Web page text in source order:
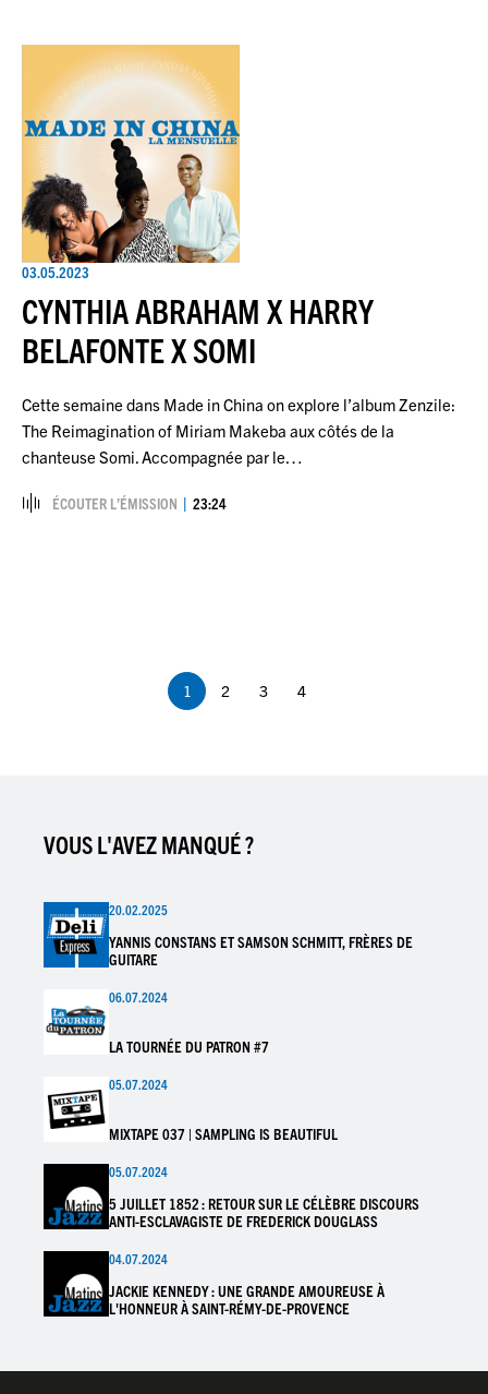
03.05.2023
CYNTHIA ABRAHAM X HARRY
BELAFONTE X SOMI
Cette semaine dans Made in China on explore l’album Zenzile:
The Reimagination of Miriam Makeba aux côtés de la
chanteuse Somi. Accompagnée par le…
ÉCOUTER L’ÉMISSION 23:24
Page
courante
1 Page
2 Page
3 Page
4
VOUS L'AVEZ MANQUÉ ?
20.02.2025
YANNIS CONSTANS ET SAMSON SCHMITT, FRÈRES DE
GUITARE
06.07.2024
LA TOURNÉE DU PATRON #7
05.07.2024
MIXTAPE 037 | SAMPLING IS BEAUTIFUL
05.07.2024
5 JUILLET 1852 : RETOUR SUR LE CÉLÈBRE DISCOURS
ANTI-ESCLAVAGISTE DE FREDERICK DOUGLASS
04.07.2024
JACKIE KENNEDY : UNE GRANDE AMOUREUSE À
L'HONNEUR À SAINT-RÉMY-DE-PROVENCE